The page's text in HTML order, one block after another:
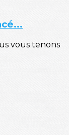
vous tenons